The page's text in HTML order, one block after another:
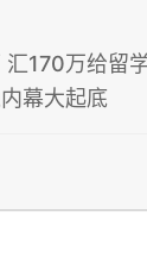
170万给留
幕大起底